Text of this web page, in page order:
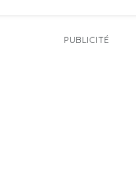
PUBLICITÉ